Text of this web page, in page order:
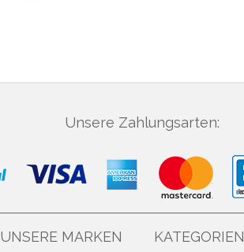
Unsere Zahlungsarten:
UNSERE MARKEN KATEGORIEN